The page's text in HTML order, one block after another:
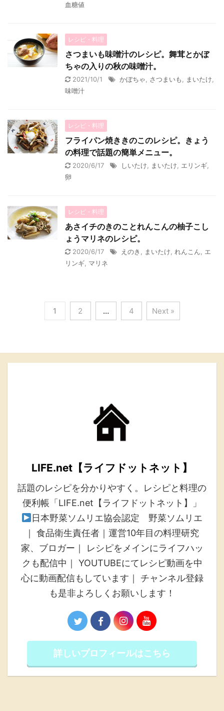
血糖値
レシピ・料理
さつまいも味噌汁のレシピ。舞茸とかぼ
ちゃの入りの秋の味噌汁。
2021/10/1 かぼちゃ さつまいも まいたけ
味噌汁
レシピ・料理
フライパン焼ききのこのレシピ。きょう
の料理で話題の簡単メニュー。
2020/6/17 しいたけ まいたけ エリンギ
卵
レシピ・料理
あさイチのきのことれんこんの柚子こし
ょうマリネのレシピ。
2020/6/17 えのき まいたけ れんこん
エ
リンギ マリネ
1 2 … 4 Next »
LIFE.net【ライフドットネット】
話題のレシピを分かりやすく。レシピと料理の
便利帳「LIFE.net【ライフドットネット】」
日本野菜ソムリエ協会認定 野菜ソムリエ
｜ 食品衛生責任者｜運営10年目の料理研究
家、ブロガー｜ レシピをメインにライフハッ
クも配信中｜ YOUTUBEにてレシピ動画を中
心に動画配信もしています｜ チャンネル登録
も是非よろしくお願いします！
詳しいプロフィールはこちら